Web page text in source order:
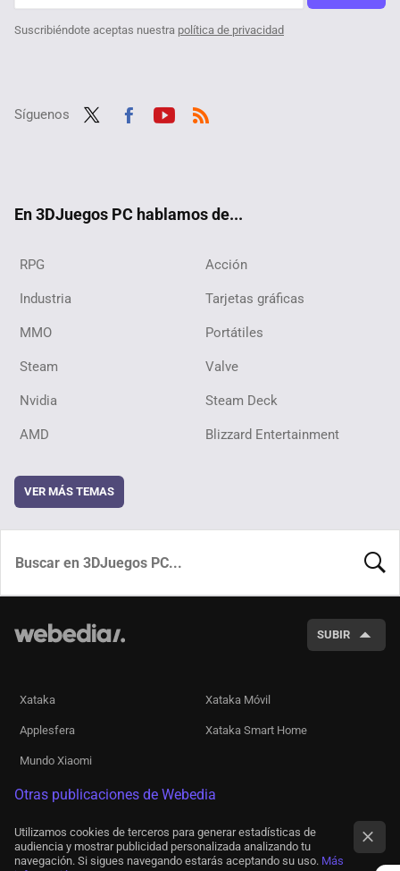
Suscribiéndote aceptas nuestra política de privacidad
Síguenos
En 3DJuegos PC hablamos de...
RPG Acción
Industria Tarjetas gráficas
MMO Portátiles
Steam Valve
Nvidia Steam Deck
AMD Blizzard Entertainment
VER MÁS TEMAS
SUBIR
Xataka Xataka Móvil
Applesfera Xataka Smart Home
Mundo Xiaomi
Otras publicaciones de Webedia
Utilizamos cookies de terceros para generar estadísticas de
audiencia y mostrar publicidad personalizada analizando tu
navegación. Si sigues navegando estarás aceptando su uso. Más